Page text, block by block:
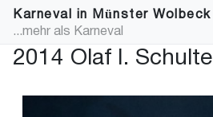
Karneval in Münster Wolbeck
...mehr als Karneval
2014 Olaf I. Schulte